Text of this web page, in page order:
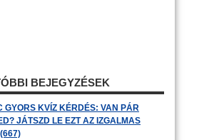
BEJEGYZÉSEK
GYORS KVÍZ KÉRDÉS: VAN PÁR
JÁTSZD LE EZT AZ IZGALMAS